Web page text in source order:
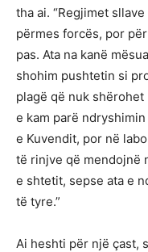
tha ai. “Regjimet
përmes forcës, por
pas. Ata na kanë
shohim pushtetin si
plagë që nuk
e kam parë
e Kuvendit, por në
të rinjve që mendojnë
e shtetit, sepse ata e
të tyre.”
Ai heshti për një çast,